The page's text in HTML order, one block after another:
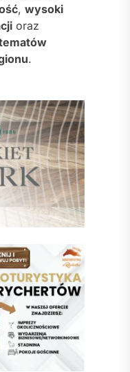
, wysoki
oraz
.